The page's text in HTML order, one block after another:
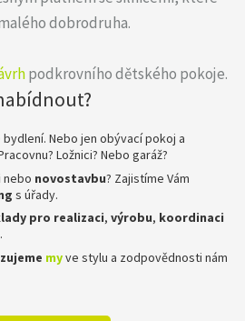
dobrodruha.
podkrovního dětského pokoje.
bydlení. Nebo jen obývací pokoj a
Ložnici? Nebo garáž?
nebo novostavbu? Zajistíme Vám
s úřady.
pro realizaci, výrobu, koordinaci
.
myve stylu a zodpovědnosti nám